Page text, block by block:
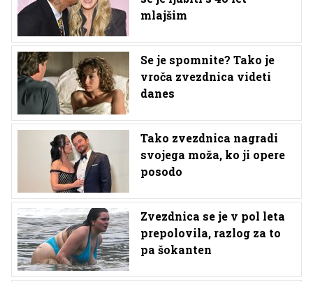
mlajšim
Se je spomnite? Tako je
vroča zvezdnica videti
danes
Tako zvezdnica nagradi
svojega moža, ko ji opere
posodo
Zvezdnica se je v pol leta
prepolovila, razlog za to
pa šokanten